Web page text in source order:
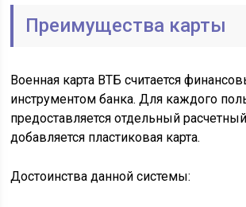
Преимущества карты
Военная карта ВТБ считается
инструментом банка. Для каждого
предоставляется отдельный
добавляется пластиковая карта.
Достоинства данной системы: